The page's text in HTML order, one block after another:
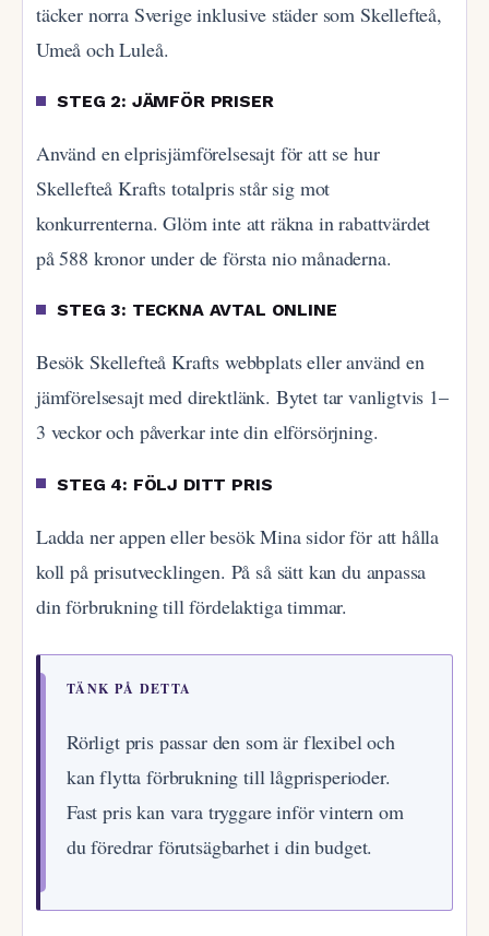
täcker norra Sverige inklusive städer som Skellefteå,
Umeå och Luleå.
STEG 2: JÄMFÖR PRISER
Använd en elprisjämförelsesajt för att se hur
Skellefteå Krafts totalpris står sig mot
konkurrenterna. Glöm inte att räkna in rabattvärdet
på 588 kronor under de första nio månaderna.
STEG 3: TECKNA AVTAL ONLINE
Besök Skellefteå Krafts webbplats eller använd en
jämförelsesajt med direktlänk. Bytet tar vanligtvis 1–
3 veckor och påverkar inte din elförsörjning.
STEG 4: FÖLJ DITT PRIS
Ladda ner appen eller besök Mina sidor för att hålla
koll på prisutvecklingen. På så sätt kan du anpassa
din förbrukning till fördelaktiga timmar.
TÄNK PÅ DETTA
Rörligt pris passar den som är flexibel och
kan flytta förbrukning till lågprisperioder.
Fast pris kan vara tryggare inför vintern om
du föredrar förutsägbarhet i din budget.